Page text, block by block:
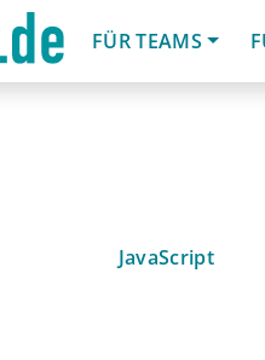
FÜR TEAMS
JavaScript